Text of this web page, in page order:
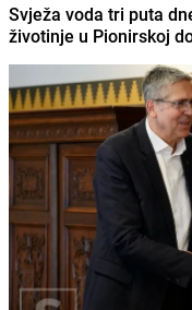
Svježa voda tri puta
životinje u Pionirskoj